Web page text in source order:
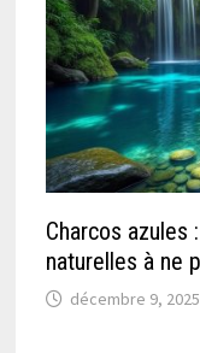
Charcos
naturelles à ne
décembre 9, 2025